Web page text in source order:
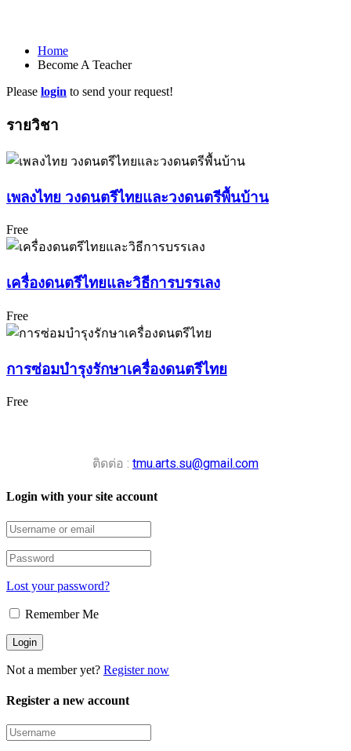
Home
Become A Teacher
Please login to send your request!
รายวิชา
เพลงไทย วงดนตรีไทยและวงดนตรีพื้นบ้าน
Free
เครื่องดนตรีไทยและวิธีการบรรเลง
Free
การซ่อมบำรุงรักษาเครื่องดนตรีไทย
Free
ติดต่อ : tmu.arts.su@gmail.com
Login with your site account
Lost your password?
Remember Me
Not a member yet? Register now
Register a new account